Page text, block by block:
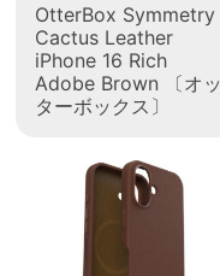
OtterBox Symmetry
Cactus Leather
iPhone 16 Rich
Adobe Brown 〔オッ
ターボックス〕